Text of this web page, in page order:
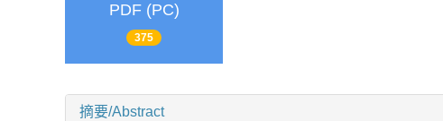
PDF (PC)
375
摘要/Abstract